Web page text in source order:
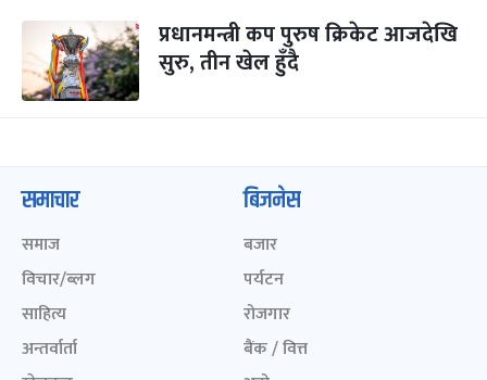
प्रधानमन्त्री कप पुरुष क्रिकेट आजदेखि
सुरु, तीन खेल हुँदै
समाचार
समाज
विचार/ब्लग
साहित्य
अन्तर्वार्ता
बिजनेस
बजार
पर्यटन
रोजगार
बैंक / वित्त